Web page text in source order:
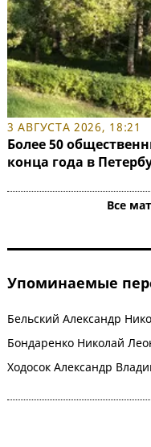
3 АВГУСТА 2026, 18:21
Более 50
конца года в
Все
Упоминаемые
Бельский Александр
Бондаренко Николай
Ходосок Александр